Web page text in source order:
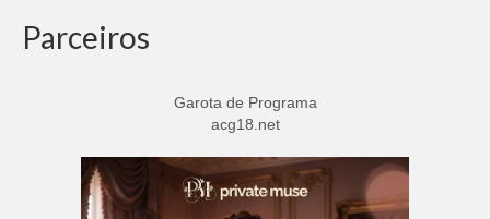
Parceiros
Garota de Programa
acg18.net